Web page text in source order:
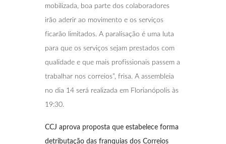
mobilizada, boa parte dos colaboradores
irão aderir ao movimento e os serviços
ficarão limitados. A paralisação é uma luta
para que os serviços sejam prestados com
qualidade e que mais profissionais passem a
trabalhar nos correios”, frisa. A assembleia
no dia 14 será realizada em Florianópolis às
19:30.
CCJ aprova proposta que estabelece forma
detributação das franquias dos Correios